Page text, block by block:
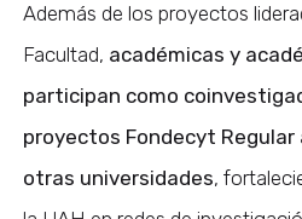
Además de los proyectos
Facultad, académicas y
participan como
proyectos Fondecyt Regular
otras universidades,